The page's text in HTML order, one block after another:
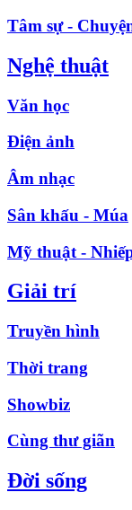
Tâm sự -
Nghệ thuật
Văn học
Điện ảnh
Âm nhạc
Sân khấu - Múa
Mỹ thuật -
Giải trí
Truyền hình
Thời trang
Showbiz
Cùng thư giãn
Đời sống